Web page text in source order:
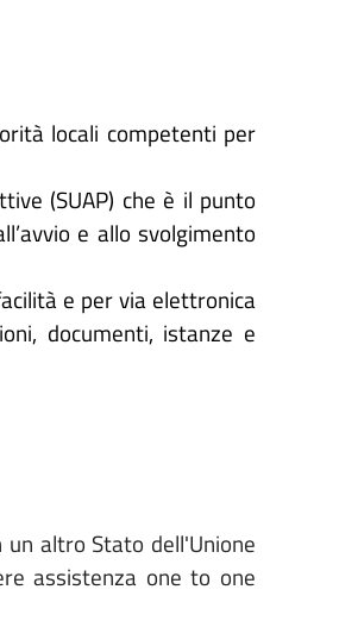
locali competenti per
(SUAP) che è il punto
e allo svolgimento
e per via elettronica
documenti, istanze e
altro Stato dell'Unione
assistenza one to one